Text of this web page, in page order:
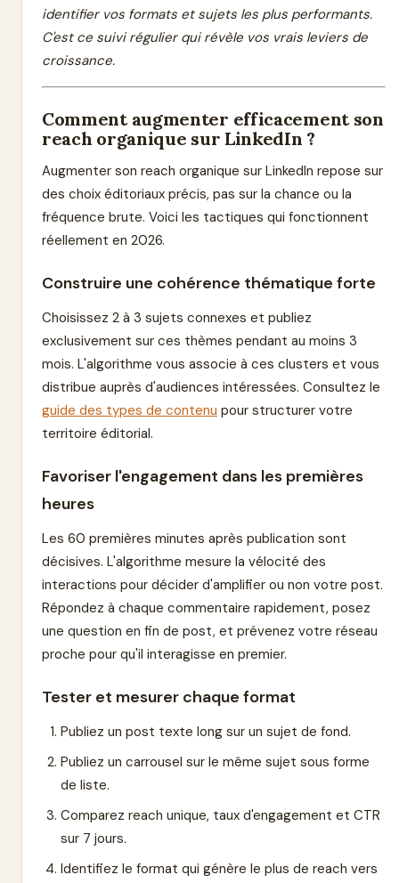
identifier vos formats et sujets les plus performants.
C'est ce suivi régulier qui révèle vos vrais leviers de
croissance.
Comment augmenter efficacement son
reach organique sur LinkedIn ?
Augmenter son reach organique sur LinkedIn repose sur
des choix éditoriaux précis, pas sur la chance ou la
fréquence brute. Voici les tactiques qui fonctionnent
réellement en 2026.
Construire une cohérence thématique forte
Choisissez 2 à 3 sujets connexes et publiez
exclusivement sur ces thèmes pendant au moins 3
mois. L'algorithme vous associe à ces clusters et vous
distribue auprès d'audiences intéressées. Consultez le
guide des types de contenu pour structurer votre
territoire éditorial.
Favoriser l'engagement dans les premières
heures
Les 60 premières minutes après publication sont
décisives. L'algorithme mesure la vélocité des
interactions pour décider d'amplifier ou non votre post.
Répondez à chaque commentaire rapidement, posez
une question en fin de post, et prévenez votre réseau
proche pour qu'il interagisse en premier.
Tester et mesurer chaque format
Publiez un post texte long sur un sujet de fond.
Publiez un carrousel sur le même sujet sous forme
de liste.
Comparez reach unique, taux d'engagement et CTR
sur 7 jours.
Identifiez le format qui génère le plus de reach vers